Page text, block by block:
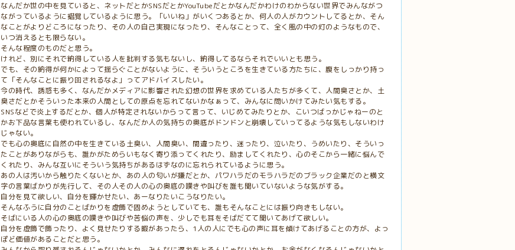
なんだか世の中を見ていると、ネットだとかSNSだとかYouTubeだとかなんだかわけのわからない世界でみんながつ
ながっているように錯覚しているように思う。「いいね」がいくつあるとか、何人の人がカウントしてるとか、そん
なことがよりどころになったり、その人の自己実現になったり、そんなことって、全く風の中の灯のようなもので、
いつ消えるとも限らない。
そんな程度のものだと思う。
けれど、別にそれで納得している人を批判する気もないし、納得してるならそれでいいとも思う。
でも、その納得が何かによって揺らぐことがないように、そういうところを生きている方たちに、腹をしっかり持っ
て「そんなことに振り回されるなよ」ってアドバイスしたい。
今の時代、誘惑も多く、なんだかメディアに影響された幻想の世界を求めている人たちが多くて、人間臭さとか、土
臭さだとかそういった本来の人間としての原点を忘れてないかなぁって、みんなに問いかけてみたい気もする。
SNSなどで炎上するだとか、個人が特定されないからって言って、いじめてみたりとか、こいつばっかじゃねーのと
かお下品な言葉も使われているし、なんだか人の気持ちの奥底がドンドンと崩壊していってるような気もしないわけ
じゃない。
でも心の奥底に自然の中を生きている土臭い、人間臭い、間違ったり、迷ったり、泣いたり、うめいたり、そういっ
たことがありながらも、誰かがためらいもなく寄り添ってくれたり、励ましてくれたり、心のそこから一緒に悩んで
くれたり、みんな互いにそういう気持ちがあるはずなのに忘れられているように思う。
あの人は汚いから触りたくないとか、あの人の匂いが嫌だとか、パワハラだのモラハラだのブラック企業だのと横文
字の言葉ばかりが先行して、その人その人の心の奥底の嘆きや叫びを誰も聞いていないような気がする。
自分を見て欲しい、自分を輝かせたい、あーなりたいこうなりたい。
そんなふうに自分のことばかりを虚飾で固めようとしていても、誰もそんなことには振り向きもしない。
そばにいる人の心の奥底の嘆きや叫びや苦悩の声を、少しでも耳をそばだてて聞いてあげて欲しい。
自分を虚飾で飾ったり、よく見せたりする暇があったら、1人の人にでも心の声に耳を傾けてあげることの方が、よっ
ぽど価値があることだと思う。